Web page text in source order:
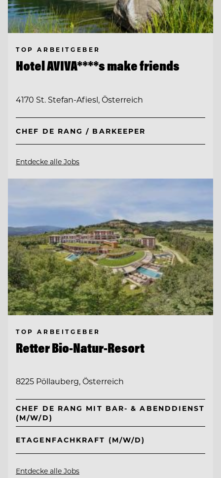
TOP ARBEITGEBER
Hotel AVIVA****s make friends
4170 St. Stefan-Afiesl, Österreich
CHEF DE RANG / BARKEEPER
Entdecke alle Jobs
TOP ARBEITGEBER
Retter Bio-Natur-Resort
8225 Pöllauberg, Österreich
CHEF DE RANG MIT BAR- & ABENDDIENST
(M/W/D)
ETAGENFACHKRAFT (M/W/D)
Entdecke alle Jobs